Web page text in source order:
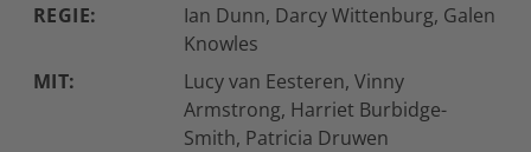
REGIE:
Ian Dunn, Darcy Wittenburg, Galen
Knowles
MIT:
Lucy van Eesteren, Vinny
Armstrong, Harriet Burbidge-
Smith, Patricia Druwen